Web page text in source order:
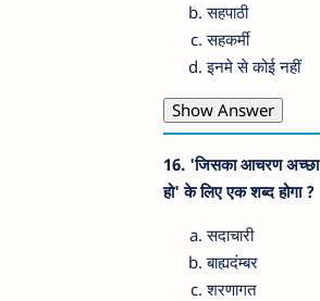
सहपाठी
सहकर्मी
इनमे से कोई नहीं
Show Answer
16. 'जिसका आचरण अच्छा
हो' के लिए एक शब्द होगा ?
सदाचारी
बाह्यदंम्बर
शरणागत